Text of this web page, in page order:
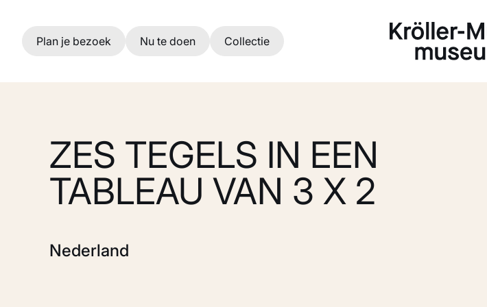
Ga naar hoofdinhoud
Plan je bezoek Nu te doen Collectie
ZES TEGELS IN EEN
TABLEAU VAN 3 X 2
Nederland